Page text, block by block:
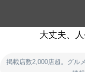
大丈夫、
掲載店数2,000店超。グル